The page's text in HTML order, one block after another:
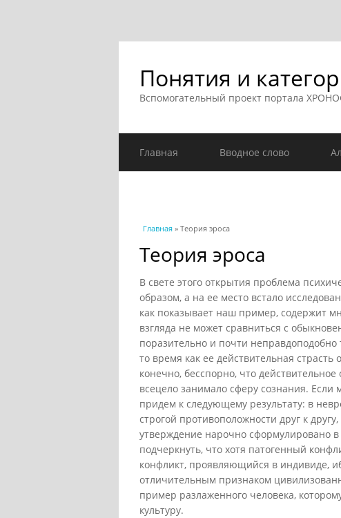
Понятия и
Вспомогательный проект портала
Главная Вводное слово
Вы здесь
Главная » Теория эроса
Теория эроса
В свете этого открытия проблема
образом, а на ее место встало
как показывает наш пример, содержит
взгляда не может сравниться с
поразительно и почти неправдоподобно
то время как ее действительная
конечно, бесспорно, что
всецело занимало сферу сознания.
придем к следующему результату: в
строгой противоположности друг к
утверждение нарочно сформулировано
подчеркнуть, что хотя патогенный
конфликт, проявляющийся в индивиде,
отличительным признаком
пример разлаженного человека,
культуру.